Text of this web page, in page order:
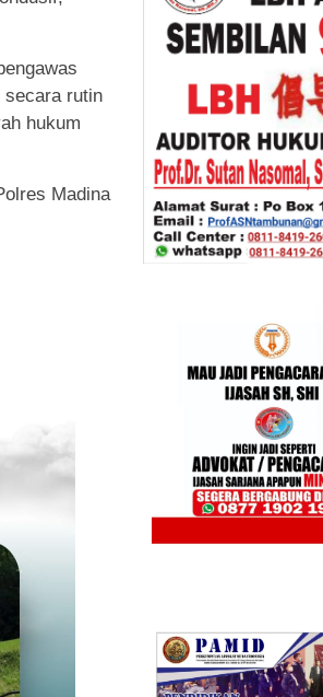
secara rutin
hukum
Madina